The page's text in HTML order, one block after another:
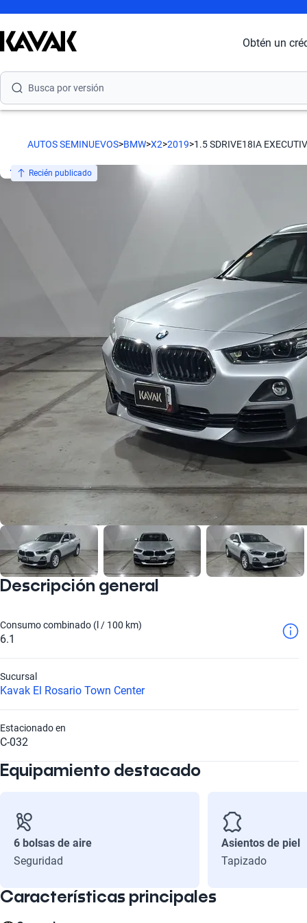
Obtén un
Busca por año
Busca por modelo
Busca por versión
AUTOS SEMINUEVOS>BMW>X2>2019>1.5 SDRIVE18IA
Recién publicado
Descripción general
6.1
Consumo combinado (l / 100 km)
Kavak El Rosario Town Center
Sucursal
C-032
Estacionado en
Equipamiento destacado
6 bolsas de aire
Seguridad
Asientos de piel
Tapizado
Características principales